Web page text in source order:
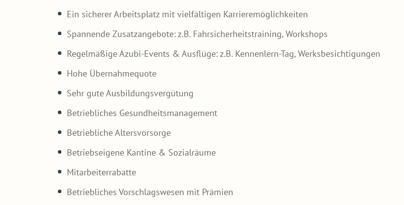
Ein sicherer Arbeitsplatz mit vielfältigen Karrieremöglichkeiten
Spannende Zusatzangebote: z.B. Fahrsicherheitstraining, Workshops
Regelmäßige Azubi-Events & Ausflüge: z.B. Kennenlern-Tag, Werksbesichtigungen
Hohe Übernahmequote
Sehr gute Ausbildungsvergütung
Betriebliches Gesundheitsmanagement
Betriebliche Altersvorsorge
Betriebseigene Kantine & Sozialräume
Mitarbeiterrabatte
Betriebliches Vorschlagswesen mit Prämien